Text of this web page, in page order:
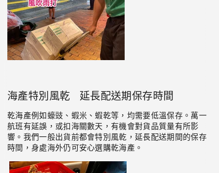
海產特別風乾 延長配送期保存時間
乾海產例如蠔豉、蝦米、蝦乾等，均需要低溫保存。萬一
航班有延誤，或扣海關數天，有機會對貨品質量有所影
響。我們一般出貨前都會特別風乾，延長配送期間的保存
時間，身處海外仍可安心選購乾海產。